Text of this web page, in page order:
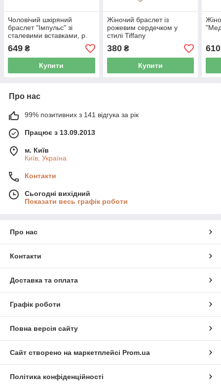
Чоловічий шкіряний
браслет "Імпульс" зі
сталевими вставками, р.
18.5, 20 і 22 см
649 ₴
Купити
Жіночий браслет із
рожевим сердечком у
стилі Tiffany
380₴
Купити
610
Про нас
99% позитивних з 141 відгука за рік
Працює з 13.09.2013
м. Київ
Київ, Україна
Контакти
Сьогодні вихідний
Показати весь графік роботи
Про нас
Контакти
Доставка та оплата
Графік роботи
Повна версія сайту
Сайт створено на маркетплейсі Prom.ua
Політика конфіденційності